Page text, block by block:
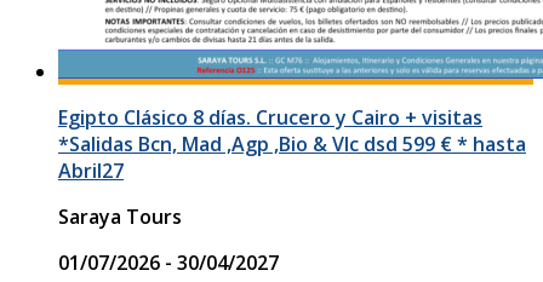
Egipto Clásico 8 días. Crucero y Cairo + visitas
*Salidas Bcn, Mad ,Agp ,Bio & Vlc dsd 599 € * hasta
Abril27
Saraya Tours
01/07/2026 - 30/04/2027